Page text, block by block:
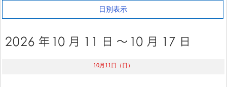
日別表示
10月11日（日）